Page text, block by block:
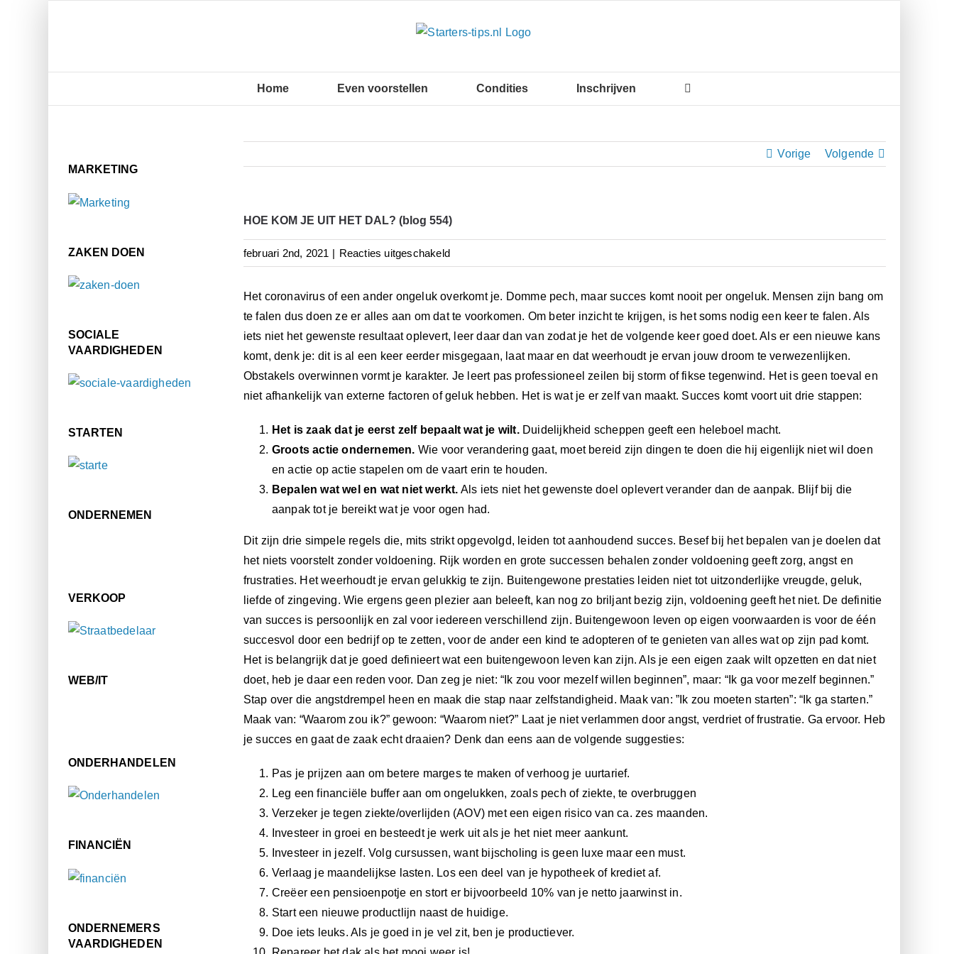
Home Even voorstellen Condities Inschrijven
Vorige Volgende
HOE KOM JE UIT HET DAL? (blog 554)
februari 2nd, 2021 | Reacties uitgeschakeldvoor
KOM
JE
UIT
554)
Het coronavirus of een ander ongeluk overkomt je. Domme pech, maar succes komt nooit per ongeluk. Mensen zijn bang om
te falen dus doen ze er alles aan om dat te voorkomen. Om beter inzicht te krijgen, is het soms nodig een keer te falen. Als
iets niet het gewenste resultaat oplevert, leer daar dan van zodat je het de volgende keer goed doet. Als er een nieuwe kans
komt, denk je: dit is al een keer eerder misgegaan, laat maar en dat weerhoudt je ervan jouw droom te verwezenlijken.
Obstakels overwinnen vormt je karakter. Je leert pas professioneel zeilen bij storm of fikse tegenwind. Het is geen toeval en
niet afhankelijk van externe factoren of geluk hebben. Het is wat je er zelf van maakt. Succes komt voort uit drie stappen:
Het is zaak dat je eerst zelf bepaalt wat je wilt.Duidelijkheid scheppen geeft een heleboel macht.
Groots actie ondernemen. Wie voor verandering gaat, moet bereid zijn dingen te doen die hij eigenlijk niet wil doen
en actie op actie stapelen om de vaart erin te houden.
Bepalen wat wel en wat niet werkt. Als iets niet het gewenste doel oplevert verander dan de aanpak. Blijf bij die
aanpak tot je bereikt wat je voor ogen had.
Dit zijn drie simpele regels die, mits strikt opgevolgd, leiden tot aanhoudend succes. Besef bij het bepalen van je doelen dat
het niets voorstelt zonder voldoening. Rijk worden en grote successen behalen zonder voldoening geeft zorg, angst en
frustraties. Het weerhoudt je ervan gelukkig te zijn. Buitengewone prestaties leiden niet tot uitzonderlijke vreugde, geluk,
liefde of zingeving. Wie ergens geen plezier aan beleeft, kan nog zo briljant bezig zijn, voldoening geeft het niet. De definitie
van succes is persoonlijk en zal voor iedereen verschillend zijn. Buitengewoon leven op eigen voorwaarden is voor de één
succesvol door een bedrijf op te zetten, voor de ander een kind te adopteren of te genieten van alles wat op zijn pad komt.
Het is belangrijk dat je goed definieert wat een buitengewoon leven kan zijn. Als je een eigen zaak wilt opzetten en dat niet
doet, heb je daar een reden voor. Dan zeg je niet: “Ik zou voor mezelf willen beginnen”, maar: “Ik ga voor mezelf beginnen.”
Stap over die angstdrempel heen en maak die stap naar zelfstandigheid. Maak van: ”Ik zou moeten starten”: “Ik ga starten.”
Maak van: “Waarom zou ik?” gewoon: “Waarom niet?” Laat je niet verlammen door angst, verdriet of frustratie. Ga ervoor. Heb
je succes en gaat de zaak echt draaien? Denk dan eens aan de volgende suggesties:
Pas je prijzen aan om betere marges te maken of verhoog je uurtarief.
Leg een financiële buffer aan om ongelukken, zoals pech of ziekte, te overbruggen
Verzeker je tegen ziekte/overlijden (AOV) met een eigen risico van ca. zes maanden.
Investeer in groei en besteedt je werk uit als je het niet meer aankunt.
Investeer in jezelf. Volg cursussen, want bijscholing is geen luxe maar een must.
Verlaag je maandelijkse lasten. Los een deel van je hypotheek of krediet af.
Creëer een pensioenpotje en stort er bijvoorbeeld 10% van je netto jaarwinst in.
Start een nieuwe productlijn naast de huidige.
Doe iets leuks. Als je goed in je vel zit, ben je productiever.
MARKETING
ZAKEN DOEN
SOCIALE
VAARDIGHEDEN
STARTEN
ONDERNEMEN
VERKOOP
WEB/IT
ONDERHANDELEN
FINANCIËN
ONDERNEMERS
VAARDIGHEDEN